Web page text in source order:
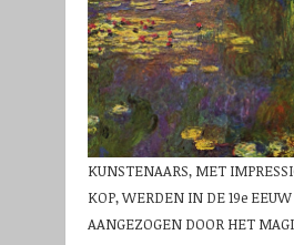
KUNSTENAARS, MET
KOP, WERDEN IN DE 19e EEUW
AANGEZOGEN DOOR HET